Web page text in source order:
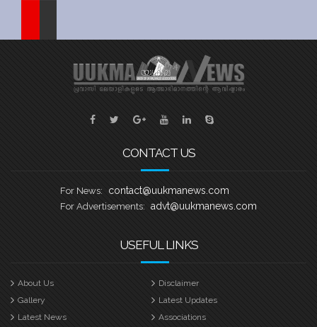
CONTACT US
For News: contact@uukmanews.com
For Advertisements: advt@uukmanews.com
USEFUL LINKS
About Us
Disclaimer
Gallery
Latest Updates
Latest News
Associations